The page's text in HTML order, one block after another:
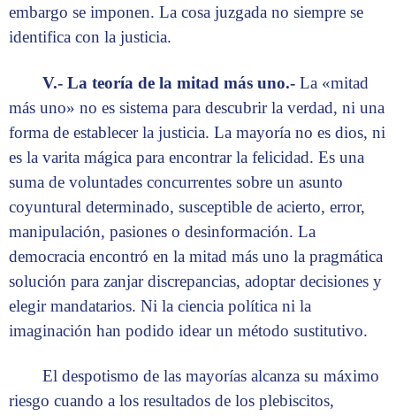
embargo se imponen. La cosa juzgada no siempre se
identifica con la justicia.
V.- La teoría de la mitad más uno.-La «mitad
más uno» no es sistema para descubrir la verdad, ni una
forma de establecer la justicia. La mayoría no es dios, ni
es la varita mágica para encontrar la felicidad. Es una
suma de voluntades concurrentes sobre un asunto
coyuntural determinado, susceptible de acierto, error,
manipulación, pasiones o desinformación. La
democracia encontró en la mitad más uno la pragmática
solución para zanjar discrepancias, adoptar decisiones y
elegir mandatarios. Ni la ciencia política ni la
imaginación han podido idear un método sustitutivo.
El despotismo de las mayorías alcanza su máximo
riesgo cuando a los resultados de los plebiscitos,